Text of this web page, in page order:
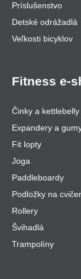
Príslušenstvo
Detské odrážadlá
Veľkosti bicyklov
Fitness e-
Činky a kettlebelly
Expandery a
Fit lopty
Joga
Paddleboardy
Podložky na
Rollery
Švihadlá
Trampolíny